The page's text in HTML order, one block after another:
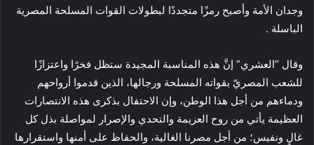
وجدان الأمة وأصبح رمزًا متجددًا لبطولات القوات المسلحة المصرية
الباسلة .
وقال “العشري” إنَّ هذه المناسبة المجيدة ستظل فخرًا واعتزازًا
للشعب المصريّ بقواته المسلحة ورجالها، الذين قدموا أرواحهم
ودماءهم من أجل هذا الوطن، وإن الاحتفال بذكرى هذه الانتصارات
العظيمة يأتي من روح العزيمة والتحدي والإصرار لمواصلة بذل كل
غالٍ ونفيس؛ من أجل مصرنا الغالية، والحفاظ على أمنها واستقرارها